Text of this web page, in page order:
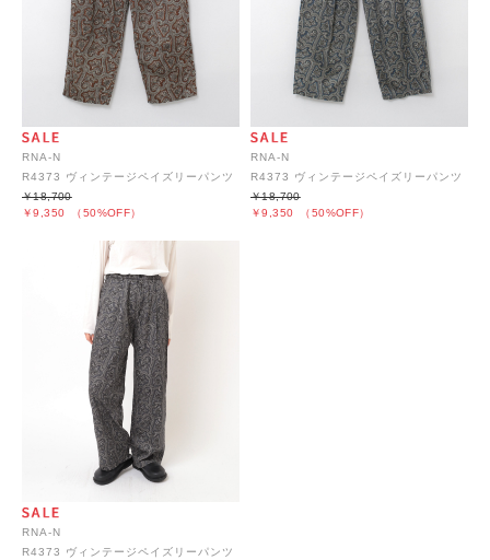
RNA-N
R4373 ヴィンテージペイズリーパンツ
￥9,350 （50%OFF）
￥18,700
RNA-N
R4373 ヴィンテージペイズリーパンツ
￥9,350 （50%OFF）
￥18,700
RNA-N
R4373 ヴィンテージペイズリーパンツ